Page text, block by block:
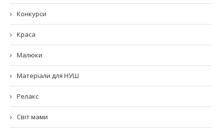
Конкурси
Краса
Малюки
Матеріали для НУШ
Релакс
Світ мами